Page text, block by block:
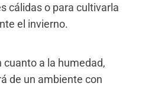
cálidas o para cultivarla
el invierno.
cuanto a la humedad,
de un ambiente con